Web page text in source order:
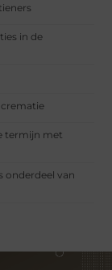
in de
crematie
termijn met
onderdeel van